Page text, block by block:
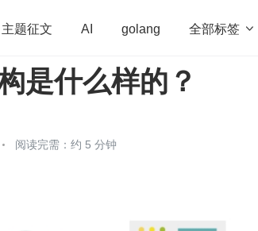
主题征文 AI golang 全部标签 
算法 学习方法 Web3.0
是什么样的？
阅读完需：约 5 分钟